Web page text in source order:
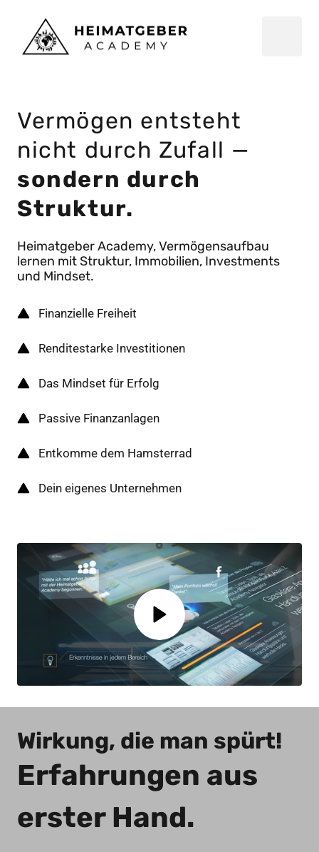
Vermögen entsteht
sondern durch
Struktur.
Heimatgeber Academy, Vermögensaufbau
lernen mit Struktur, Immobilien, Investments
Finanzielle Freiheit
Renditestarke Investitionen
Das Mindset für Erfolg
Passive Finanzanlagen
Entkomme dem Hamsterrad
Dein eigenes Unternehmen
Wirkung, die man spürt!
Erfahrungen aus
erster Hand.